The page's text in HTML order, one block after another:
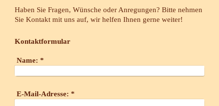
Haben Sie Fragen, Wünsche oder Anregungen? Bitte nehmen
Sie Kontakt mit uns auf, wir helfen Ihnen gerne weiter!
Kontaktformular
Name: *
E-Mail-Adresse: *